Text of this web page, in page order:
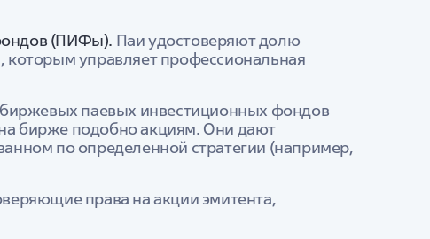
(ПИФы). Паи удостоверяют долю
которым управляет профессиональная
паевых инвестиционных фондов
бирже подобно акциям. Они дают
по определенной стратегии (например,
права на акции эмитента,